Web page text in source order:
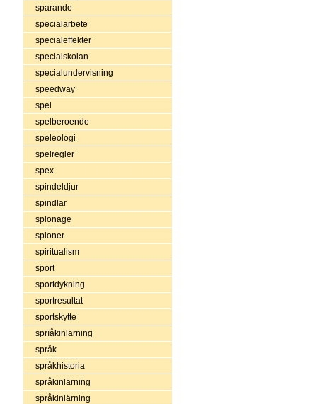
sparande
specialarbete
specialeffekter
specialskolan
specialundervisning
speedway
spel
spelberoende
speleologi
spelregler
spex
spindeldjur
spindlar
spionage
spioner
spiritualism
sport
sportdykning
sportresultat
sportskytte
sprïåkinlärning
språk
språkhistoria
språkinlärning
språkinlärning